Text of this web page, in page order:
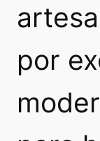
por